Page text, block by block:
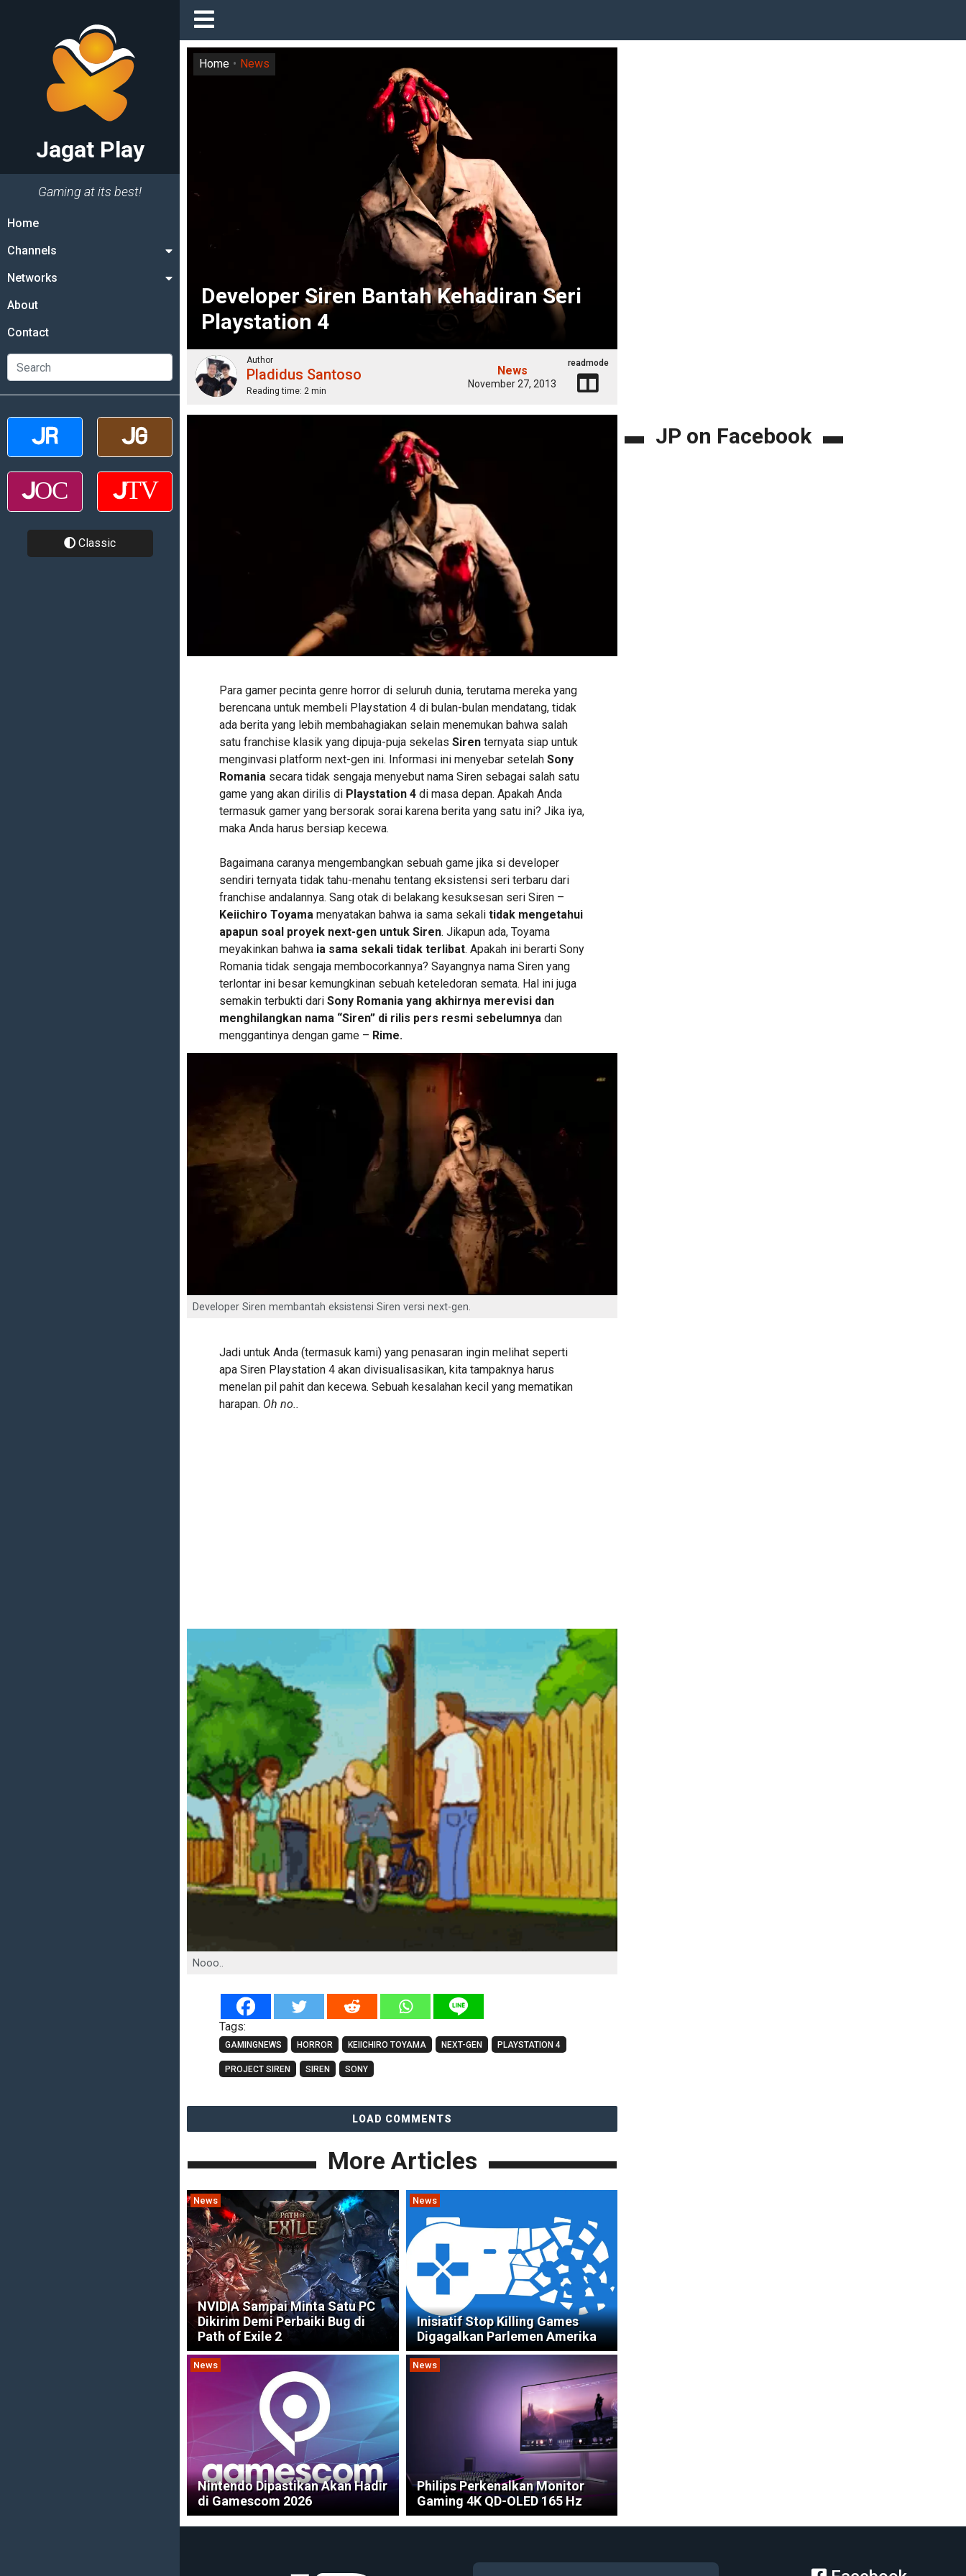
Jagat Play
Gaming at its best!
Home
Channels
Networks
About
Contact
Classic
Developer Siren Bantah Kehadiran Seri
Playstation 4
Home News
Author
Pladidus Santoso
Reading time: 2 min
News
November 27, 2013
readmode
Para gamer pecinta genre horror di seluruh dunia, terutama mereka yang
berencana untuk membeli Playstation 4 di bulan-bulan mendatang, tidak
ada berita yang lebih membahagiakan selain menemukan bahwa salah
satu franchise klasik yang dipuja-puja sekelas Sirenternyata siap untuk
menginvasi platform next-gen ini. Informasi ini menyebar setelahSony
Romaniasecara tidak sengaja menyebut nama Siren sebagai salah satu
game yang akan dirilis diPlaystation 4di masa depan. Apakah Anda
termasuk gamer yang bersorak sorai karena berita yang satu ini? Jika iya,
maka Anda harus bersiap kecewa.
Bagaimana caranya mengembangkan sebuah game jika si developer
sendiri ternyata tidak tahu-menahu tentang eksistensi seri terbaru dari
franchise andalannya. Sang otak di belakang kesuksesan seri Siren –
Keiichiro Toyamamenyatakan bahwa ia sama sekali tidak mengetahui
apapun soal proyek next-gen untuk Siren. Jikapun ada, Toyama
meyakinkan bahwaia sama sekali tidak terlibat. Apakah ini berarti Sony
Romania tidak sengaja membocorkannya? Sayangnya nama Siren yang
terlontar ini besar kemungkinan sebuah keteledoran semata. Hal ini juga
semakin terbukti dariSony Romania yang akhirnya merevisi dan
menghilangkan nama “Siren” di rilis pers resmi sebelumnyadan
menggantinya dengan game – Rime.
Developer Siren membantah eksistensi Siren versi next-gen.
Jadi untuk Anda (termasuk kami) yang penasaran ingin melihat seperti
apa Siren Playstation 4 akan divisualisasikan, kita tampaknya harus
menelan pil pahit dan kecewa. Sebuah kesalahan kecil yang mematikan
harapan. Oh no..
Nooo..
Tags:
GAMINGNEWS HORROR KEIICHIRO TOYAMA NEXT-GEN PLAYSTATION 4
PROJECT SIREN SIREN SONY
LOAD COMMENTS
More Articles
News
NVIDIA Sampai Minta Satu PC
Dikirim Demi Perbaiki Bug di
Path of Exile 2
News
Inisiatif Stop Killing Games
Digagalkan Parlemen Amerika
News
Nintendo Dipastikan Akan Hadir
di Gamescom 2026
News
Philips Perkenalkan Monitor
Gaming 4K QD-OLED 165 Hz
JP on Facebook